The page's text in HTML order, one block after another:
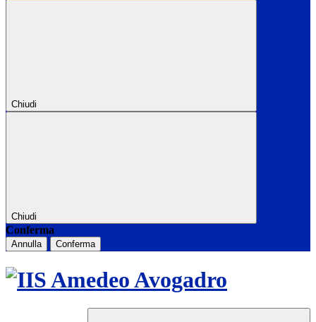
Chiudi
Chiudi
Conferma
Annulla Conferma